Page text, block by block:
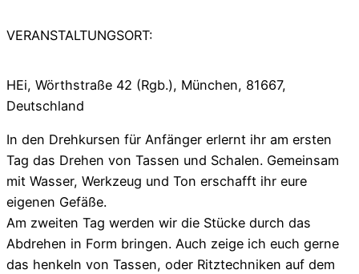
VERANSTALTUNGSORT:
HEi, Wörthstraße 42 (Rgb.), München, 81667,
Deutschland
In den Drehkursen für Anfänger erlernt ihr am ersten
Tag das Drehen von Tassen und Schalen. Gemeinsam
mit Wasser, Werkzeug und Ton erschafft ihr eure
eigenen Gefäße.
Am zweiten Tag werden wir die Stücke durch das
Abdrehen in Form bringen. Auch zeige ich euch gerne
das henkeln von Tassen, oder Ritztechniken auf dem